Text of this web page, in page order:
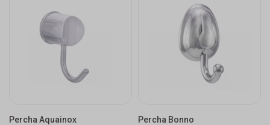
Percha Aquainox Percha Bonno